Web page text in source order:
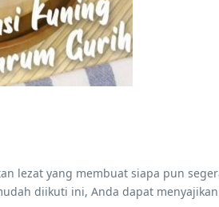
lezat yang membuat siapa pun
diikuti ini, Anda dapat